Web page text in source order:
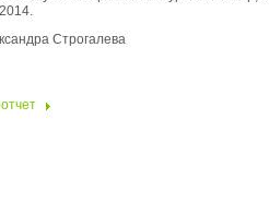
Строгалева